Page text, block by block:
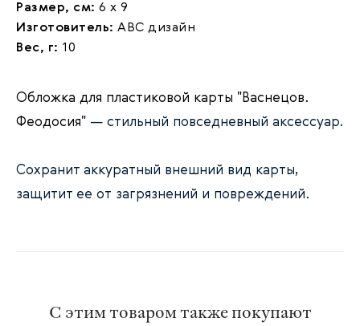
Размер, см: 6 х 9
Изготовитель: АВС дизайн
Вес, г: 10
Обложка для пластиковой карты "Васнецов.
Феодосия" — стильный повседневный аксессуар.
Сохранит аккуратный внешний вид карты,
защитит ее от загрязнений и повреждений.
С этим товаром также покупают